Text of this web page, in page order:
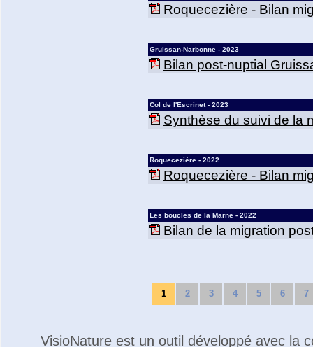
Roquecezière - Bilan
Gruissan-Narbonne - 2023
Bilan post-nuptial
Col de l'Escrinet - 2023
Synthèse du suivi de la
Roquecezière - 2022
Roquecezière - Bilan
Les boucles de la Marne - 2022
Bilan de la migration
1 2 3 4 5 6 7
VisioNature est un outil développé avec la